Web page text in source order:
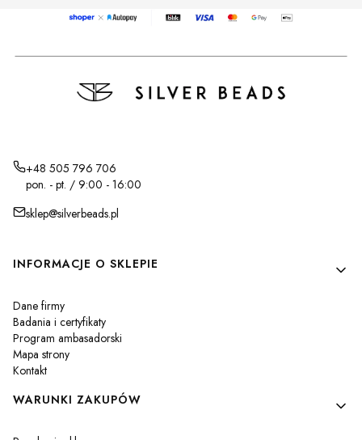
+48 505 796 706
pon. - pt. / 9:00 - 16:00
sklep@silverbeads.pl
Linki w stopce
INFORMACJE O SKLEPIE
Dane firmy
Badania i certyfikaty
Program ambasadorski
Mapa strony
Kontakt
WARUNKI ZAKUPÓW